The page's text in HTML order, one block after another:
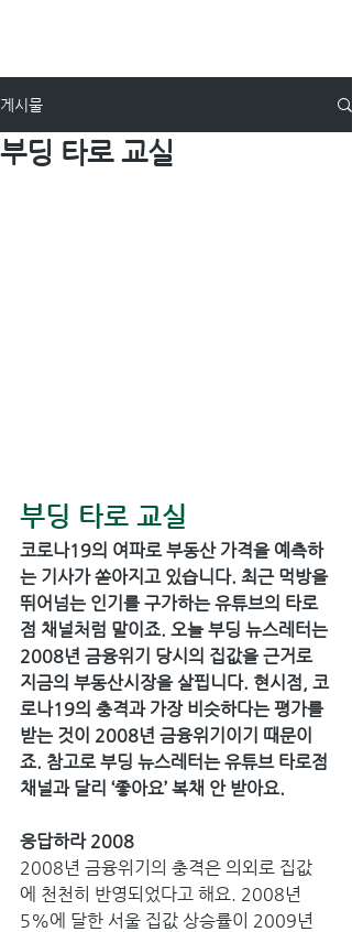
게시물
부딩 타로 교실
부딩 타로 교실
코로나19의 여파로 부동산 가격을 예측하
는 기사가 쏟아지고 있습니다. 최근 먹방을
뛰어넘는 인기를 구가하는 유튜브의 타로
점 채널처럼 말이죠. 오늘 부딩 뉴스레터는
2008년 금융위기 당시의 집값을 근거로
지금의 부동산시장을 살핍니다. 현시점, 코
로나19의 충격과 가장 비슷하다는 평가를
받는 것이 2008년 금융위기이기 때문이
죠. 참고로 부딩 뉴스레터는 유튜브 타로점
채널과 달리 ‘좋아요’ 복채 안 받아요.
응답하라 2008
2008년 금융위기의 충격은 의외로 집값
에 천천히 반영되었다고 해요. 2008년
5%에 달한 서울 집값 상승률이 2009년